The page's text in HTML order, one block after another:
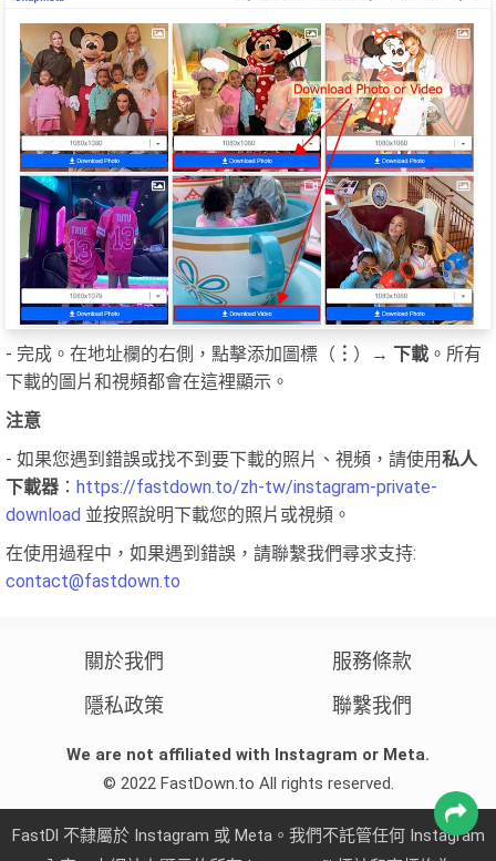
- 完成。在地址欄的右側，點擊添加圖標（ ︙ ）→ 下載 。所有
下載的圖片和視頻都會在這裡顯示。
注意
- 如果您遇到錯誤或找不到要下載的照片、視頻，請使用私人
下載器 ： https://fastdown.to/zh-tw/instagram-private-
download 並按照說明下載您的照片或視頻。
在使用過程中，如果遇到錯誤，請聯繫我們尋求支持:
contact@fastdown.to
關於我們
服務條款
隱私政策
聯繫我們
We are not affiliated with Instagram or Meta.
© 2022 FastDown.to All rights reserved.
FastDl 不隸屬於 Instagram 或 Meta。我們不託管任何 Instagram